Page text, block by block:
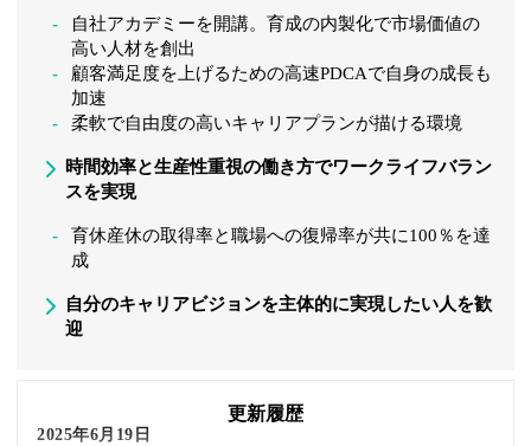
自社アカデミーを開講。育成の内製化で市場価値の
高い人材を創出
顧客満足度を上げるための高速PDCAで自身の成長も
加速
柔軟で自由度の高いキャリアプランが描ける環境
時間効率と生産性重視の働き方でワークライフバラン
スを実現
育休産休の取得率と職場への復帰率が共に100％を達
成
自分のキャリアビジョンを主体的に実現したい人を歓
迎
更新履歴
2025年6月19日